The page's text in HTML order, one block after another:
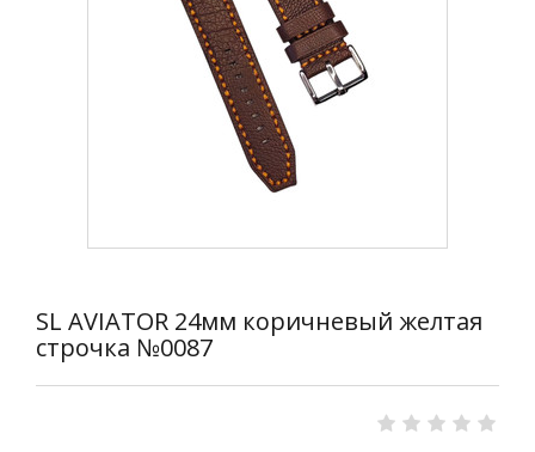
SL AVIATOR 24мм коричневый желтая
строчка №0087